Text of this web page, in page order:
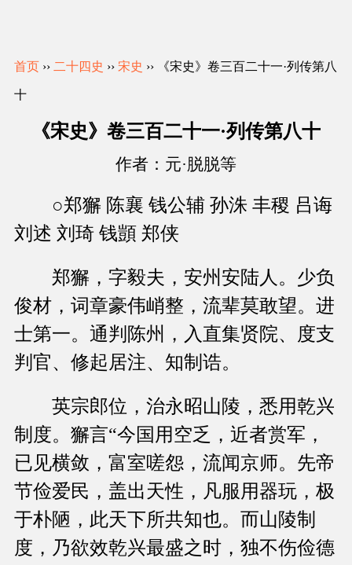
首页 ›› 二十四史 ›› 宋史 ›› 《宋史》卷三百二十一·列传第八
十
《宋史》卷三百二十一·列传第八十
作者：元·脱脱等
○郑獬 陈襄 钱公辅 孙洙 丰稷 吕诲
刘述 刘琦 钱顗 郑侠
郑獬，字毅夫，安州安陆人。少负
俊材，词章豪伟峭整，流辈莫敢望。进
士第一。通判陈州，入直集贤院、度支
判官、修起居注、知制诰。
英宗郎位，治永昭山陵，悉用乾兴
制度。獬言“今国用空乏，近者赏军，
已见横敛，富室嗟怨，流闻京师。先帝
节俭爱民，盖出天性，凡服用器玩，极
于朴陋，此天下所共知也。而山陵制
度，乃欲效乾兴最盛之时，独不伤俭德